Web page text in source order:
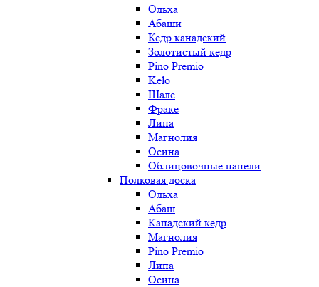
Ольха
Абаши
Кедр канадский
Золотистый кедр
Pino Premio
Kelo
Шале
Фраке
Липа
Магнолия
Осина
Облицовочные панели
Полковая доска
Ольха
Абаш
Канадский кедр
Магнолия
Pino Premio
Липа
Осина